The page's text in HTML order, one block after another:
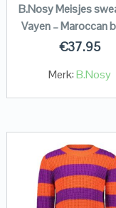
B.Nosy Meisjes
Vayen – Maroccan
€37.95
Merk:B.Nosy